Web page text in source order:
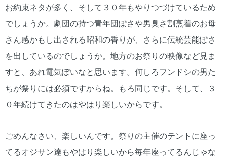
お約束ネタが多く、そして３０年もやりつづけているため
でしょうか。劇団の持つ青年団ぽさや男臭さ割烹着のお母
さん感かもし出される昭和の香りが、さらに伝統芸能ぽさ
を出しているのでしょうか。地方のお祭りの映像など見ま
すと、あれ電気ぽいなと思います。何しろフンドシの男た
ちが祭りには必須ですからね。もろ同じです。そして、３
０年続けてきたのはやはり楽しいからです。
ごめんなさい、楽しいんです。祭りの主催のテントに座っ
てるオジサン達もやはり楽しいから毎年座ってるんじゃな